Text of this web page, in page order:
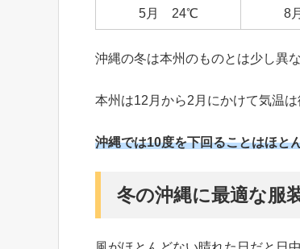
5月 24℃ 8
沖縄の冬は本州のものとは少し異な
本州は12月から2月にかけて気温
沖縄では10度を下回ることはほと
冬の沖縄に最適な服